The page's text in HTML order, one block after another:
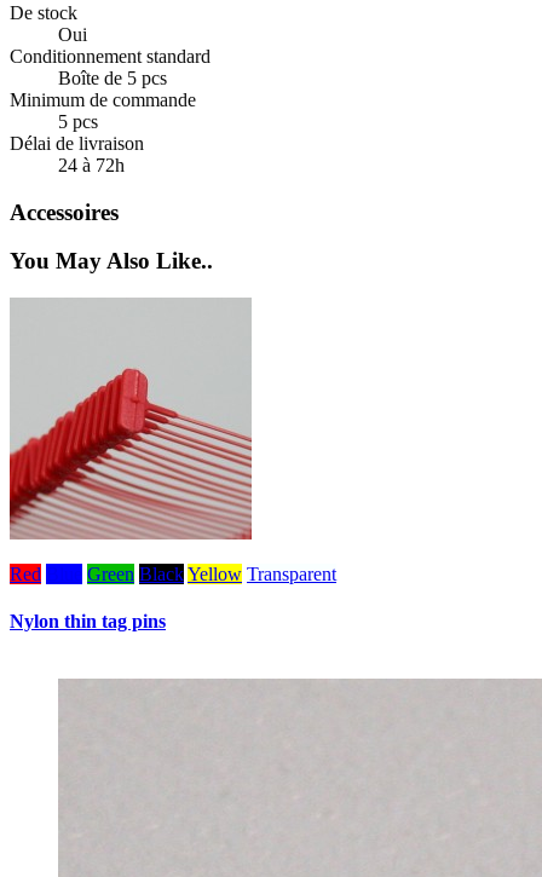
De stock
Oui
Conditionnement standard
Boîte de 5 pcs
Minimum de commande
5 pcs
Délai de livraison
24 à 72h
Accessoires
You May Also Like..
Red Green BlackYellow Transparent
Nylon thin tag pins